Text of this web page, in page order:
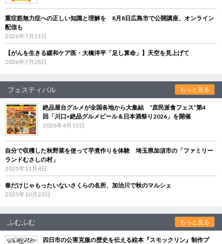
重症筋無力症への正しい知識と理解を 8月8日広島市で公開講座、オンライン
配信も
2026年7月31日
【がんを生きる緩和ケア医・大橋洋平「足し算命」】天空を見上げて
2026年7月28日
フェスティバル もっと見る
絶品屋台グルメが全国各地から大集結 “庶民派食フェス”第4
回「川口×絶品グルメビール＆日本酒祭り2026」を開催
2026年4月15日
自分で収穫した秋野菜を使って芋煮作りを体験 埼玉県加須市の「ファミリー
ランドむさしの村」
2025年11月4日
春だけじゃもったいないさくらの名所、加治川で秋のマルシェ
2025年10月23日
ふむふむ もっと見る
四日市の公害克服の歴史を伝える絵本『スモックリン』制作プ